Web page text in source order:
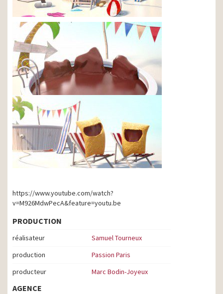
https://www.youtube.com/watch?
v=M926MdwPecA&feature=youtu.be
PRODUCTION
réalisateur
Samuel Tourneux
production
Passion Paris
producteur
Marc Bodin-Joyeux
AGENCE